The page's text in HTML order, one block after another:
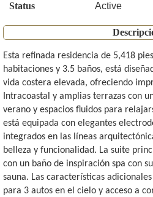
Status Active
Esta refinada residencia de 5,418
habitaciones y 3.5 baños, está
vida costera elevada, ofreciendo
Intracoastal y amplias terrazas con
verano y espacios fluidos para
está equipada con elegantes
integrados en las líneas
belleza y funcionalidad. La suite
con un baño de inspiración spa con
sauna. Las características
para 3 autos en el cielo y acceso a